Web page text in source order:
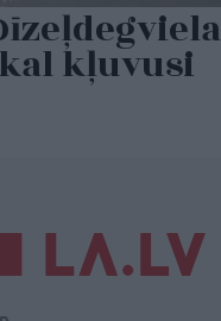
kļuvusi